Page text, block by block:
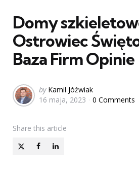
Domy
Ostrowiec
Baza Firm Opinie
Posted
by
by Kamil Jóźwiak
16 maja, 2023
0 Comments
Share this article